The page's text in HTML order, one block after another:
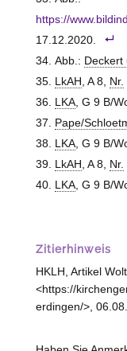
https://
17.12.2020.
Abb.: Deckert
LkAH , A 8, Nr.
LKA, G 9 B/
Pape/
LKA, G 9 B/
LkAH , A 8, Nr.
LKA, G 9 B/
Zitierhinweis
HKLH, Artikel
<https://
erdingen/>,